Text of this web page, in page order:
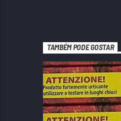
TAMBÉM PODE GOSTAR